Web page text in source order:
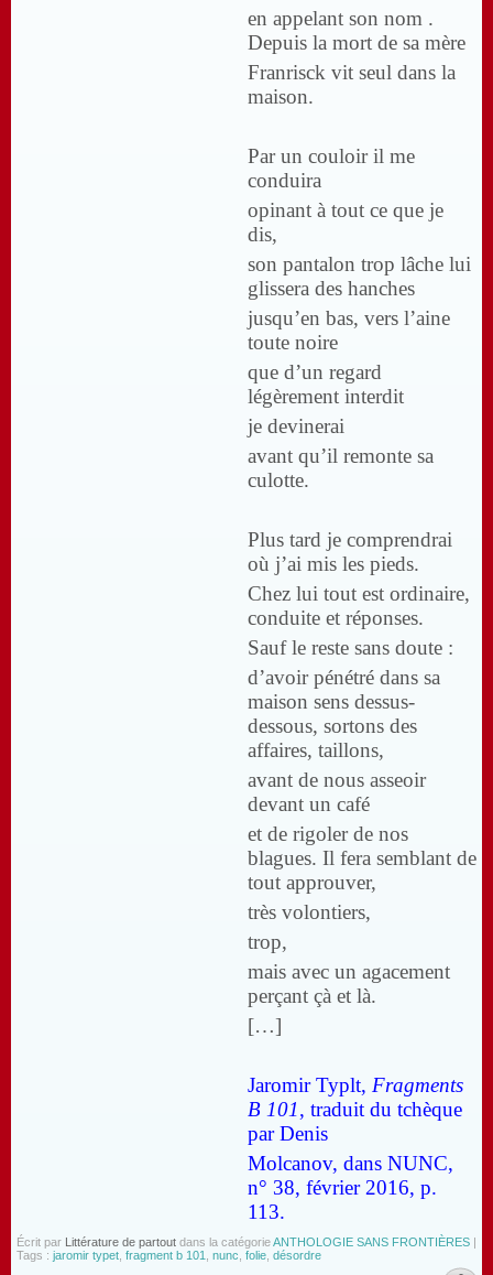
en appelant son nom .
Depuis la mort de sa mère
Franrisck vit seul dans la
maison.
Par un couloir il me
conduira
opinant à tout ce que je
dis,
son pantalon trop lâche lui
glissera des hanches
jusqu’en bas, vers l’aine
toute noire
que d’un regard
légèrement interdit
je devinerai
avant qu’il remonte sa
culotte.
Plus tard je comprendrai
où j’ai mis les pieds.
Chez lui tout est ordinaire,
conduite et réponses.
Sauf le reste sans doute :
d’avoir pénétré dans sa
maison sens dessus-
dessous, sortons des
affaires, taillons,
avant de nous asseoir
devant un café
et de rigoler de nos
blagues. Il fera semblant de
tout approuver,
très volontiers,
trop,
mais avec un agacement
perçant çà et là.
[…]
Jaromir Typlt, Fragments
B 101, traduit du tchèque
par Denis
Molcanov, dans NUNC,
n° 38, février 2016, p.
113.
Écrit par Littérature de partout dans la catégorieANTHOLOGIE SANS FRONTIÈRES |
Tags : jaromir typet fragment b 101 nunc folie désordre